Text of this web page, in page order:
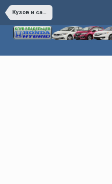
Кузов и салон